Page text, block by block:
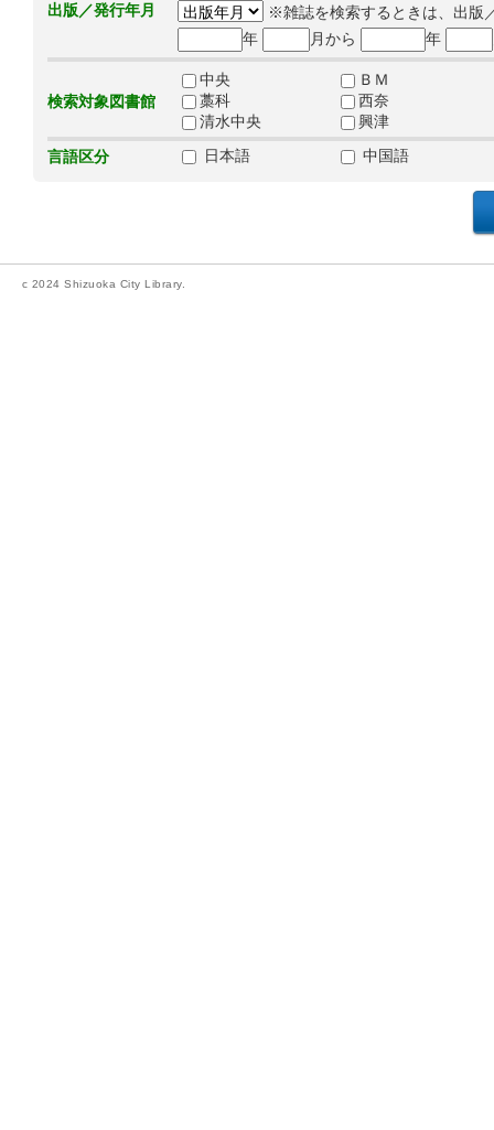
出版／発行年月
※雑誌を検索するときは、出版
年
月から 年
検索対象図書館
中央
ＢＭ
藁科
西奈
清水中央
興津
言語区分
日本語 中国語
c 2024 Shizuoka City Library.